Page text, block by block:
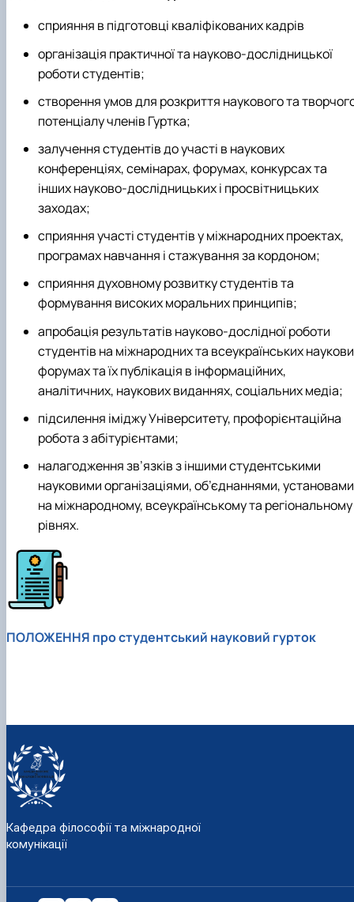
Науковий гурток «Філософські проблеми
Науковий гурток «Історія держави і права
України»
сприяння в підготовці кваліфікованих кадрів
організація практичної та науково-дослідницької
роботи студентів;
створення умов для розкриття наукового та
потенціалу членів Гуртка;
залучення студентів до участі в наукових
конференціях, семінарах, форумах, конкурсах та
інших науково-дослідницьких і просвітницьких
заходах;
сприяння участі студентів у міжнародних проектах,
програмах навчання і стажування за кордоном;
сприяння духовному розвитку студентів та
формування високих моральних принципів;
апробація результатів науково-дослідної роботи
студентів на міжнародних та всеукраїнських
форумах та їх публікація в інформаційних,
аналітичних, наукових виданнях, соціальних медіа;
підсилення іміджу Університету, профорієнтаційна
робота з абітурієнтами;
налагодження зв’язків з іншими студентськими
науковими організаціями, об’єднаннями, установами
на міжнародному, всеукраїнському та регіональному
рівнях.
ПОЛОЖЕННЯ про студентський науковий гурток
Кафедра філософії та міжнародної
комунікації